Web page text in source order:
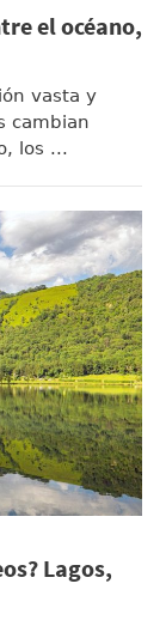
el océano,
vasta y
cambian
los ...
Lagos,